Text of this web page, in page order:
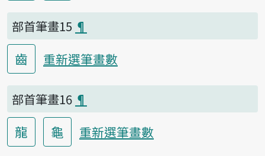
部首筆畫15 ¶
齒 重新選筆畫數
部首筆畫16 ¶
龍 龜 重新選筆畫數